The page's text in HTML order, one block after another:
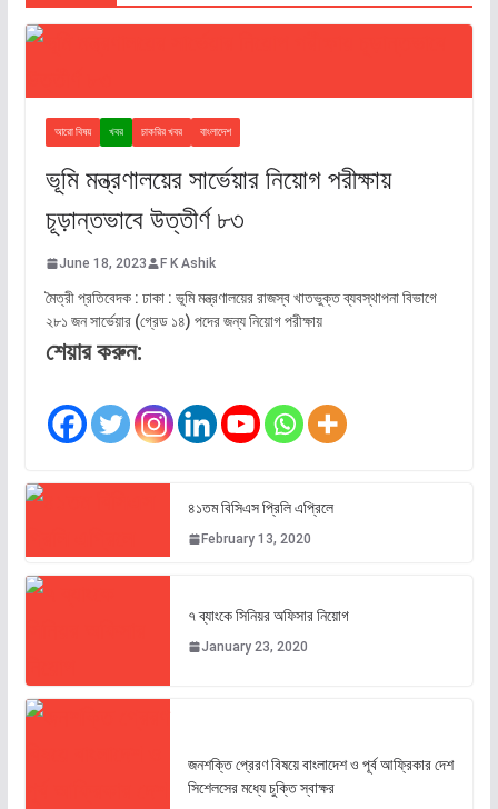
আরো বিষয় খবর চাকরির খবর বাংলাদেশ
ভূমি মন্ত্রণালয়ের সার্ভেয়ার নিয়োগ পরীক্ষায়
চূড়ান্তভাবে উত্তীর্ণ ৮৩
June 18, 2023 F K Ashik
মৈত্রী প্রতিবেদক : ঢাকা : ভূমি মন্ত্রণালয়ের রাজস্ব খাতভুক্ত ব্যবস্থাপনা বিভাগে
২৮১ জন সার্ভেয়ার (গ্রেড ১৪) পদের জন্য নিয়োগ পরীক্ষায়
শেয়ার করুন:
৪১তম বিসিএস প্রিলি এপ্রিলে
February 13, 2020
৭ ব্যাংকে সিনিয়র অফিসার নিয়োগ
January 23, 2020
জনশক্তি প্রেরণ বিষয়ে বাংলাদেশ ও পূর্ব আফ্রিকার দেশ
সিশেলসের মধ্যে চুক্তি স্বাক্ষর